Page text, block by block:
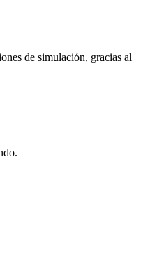
de simulación, gracias al